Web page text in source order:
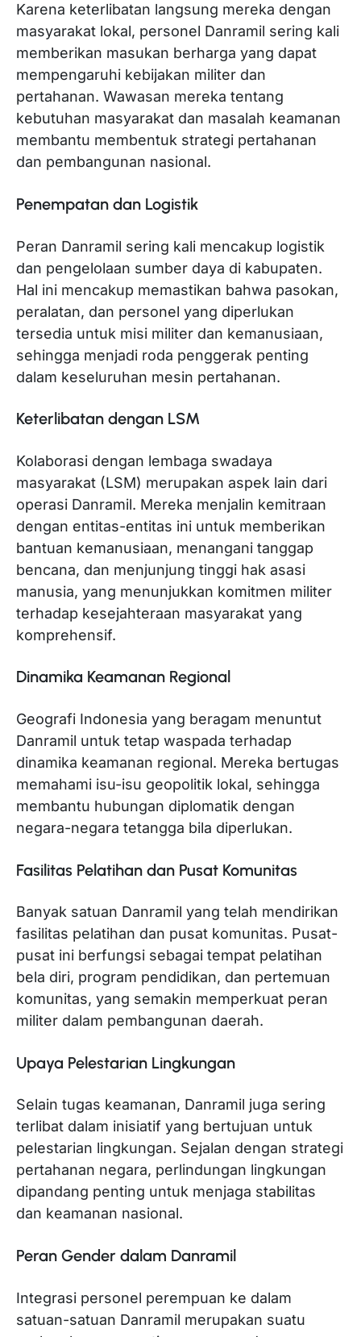
Karena keterlibatan langsung mereka dengan
masyarakat lokal, personel Danramil sering kali
memberikan masukan berharga yang dapat
mempengaruhi kebijakan militer dan
pertahanan. Wawasan mereka tentang
kebutuhan masyarakat dan masalah keamanan
membantu membentuk strategi pertahanan
dan pembangunan nasional.
Penempatan dan Logistik
Peran Danramil sering kali mencakup logistik
dan pengelolaan sumber daya di kabupaten.
Hal ini mencakup memastikan bahwa pasokan,
peralatan, dan personel yang diperlukan
tersedia untuk misi militer dan kemanusiaan,
sehingga menjadi roda penggerak penting
dalam keseluruhan mesin pertahanan.
Keterlibatan dengan LSM
Kolaborasi dengan lembaga swadaya
masyarakat (LSM) merupakan aspek lain dari
operasi Danramil. Mereka menjalin kemitraan
dengan entitas-entitas ini untuk memberikan
bantuan kemanusiaan, menangani tanggap
bencana, dan menjunjung tinggi hak asasi
manusia, yang menunjukkan komitmen militer
terhadap kesejahteraan masyarakat yang
komprehensif.
Dinamika Keamanan Regional
Geografi Indonesia yang beragam menuntut
Danramil untuk tetap waspada terhadap
dinamika keamanan regional. Mereka bertugas
memahami isu-isu geopolitik lokal, sehingga
membantu hubungan diplomatik dengan
negara-negara tetangga bila diperlukan.
Fasilitas Pelatihan dan Pusat Komunitas
Banyak satuan Danramil yang telah mendirikan
fasilitas pelatihan dan pusat komunitas. Pusat-
pusat ini berfungsi sebagai tempat pelatihan
bela diri, program pendidikan, dan pertemuan
komunitas, yang semakin memperkuat peran
militer dalam pembangunan daerah.
Upaya Pelestarian Lingkungan
Selain tugas keamanan, Danramil juga sering
terlibat dalam inisiatif yang bertujuan untuk
pelestarian lingkungan. Sejalan dengan strategi
pertahanan negara, perlindungan lingkungan
dipandang penting untuk menjaga stabilitas
dan keamanan nasional.
Peran Gender dalam Danramil
Integrasi personel perempuan ke dalam
satuan-satuan Danramil merupakan suatu